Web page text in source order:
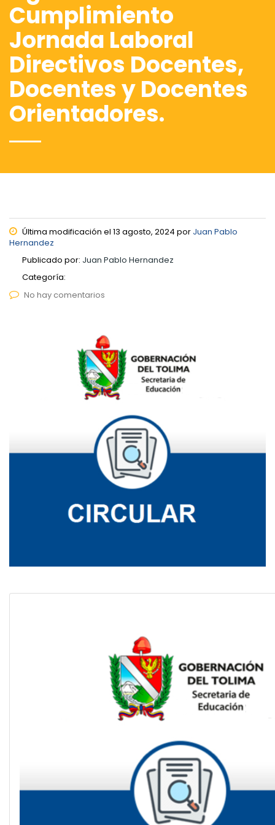
Cumplimiento
Jornada Laboral
Directivos Docentes,
Docentes y Docentes
Orientadores.
Última modificación el 13 agosto, 2024 por Juan Pablo
Hernandez
Publicado por: Juan Pablo Hernandez
Categoría:
No hay comentarios